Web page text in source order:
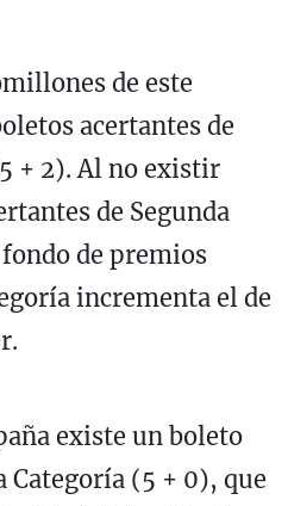
de este
acertantes de
+ 2). Al no existir
de Segunda
de premios
incrementa el de
existe un boleto
Categoría (5 + 0), que